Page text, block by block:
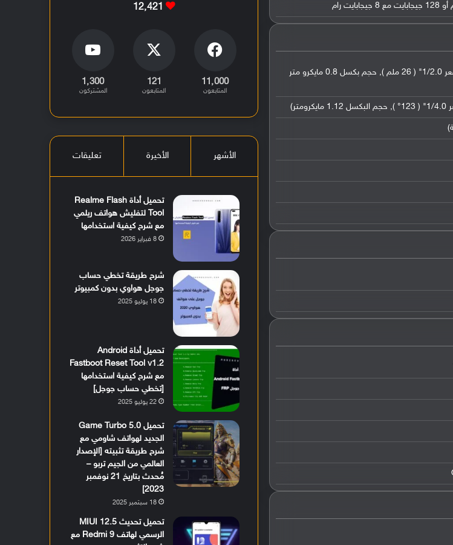
عدسة واسعة بدقة 48 ميجابكسل ( فتحة عدسة f/1.8, حجم مستشعر 1/2.0" ( 26 ملم ), حجم بكسل 0.8 مايكرو متر
12٬421
11٬000
المتابعون
121
المتابعون
1٬300
المشتركون
الأشهر الأخيرة تعليقات
تحميل أداة Realme Flash
Tool لتفليش هواتف ريلمي
مع شرح كيفية استخدامها
8 فبراير 2026
شرح طريقة تخطي حساب
جوجل هواوي بدون كمبيوتر
18 يوليو 2025
تحميل أداة Android
Fastboot Reset Tool v1.2
مع شرح كيفية استخدامها
[تخطي حساب جوجل]
22 يوليو 2025
تحميل Game Turbo 5.0
الجديد لهواتف شاومي مع
شرح طريقة تثبيته [الإصدار
العالمي من الجيم تربو –
مُحدث بتاريخ 21 نوفمبر
2023]
18 سبتمبر 2025
تحميل تحديث MIUI 12.5
الرسمي لهاتف Redmi 9 مع